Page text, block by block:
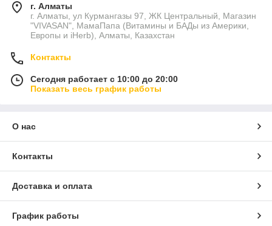
г. Алматы
г. Алматы, ул Курмангазы 97, ЖК Центральный, Магазин
"VIVASAN", МамаПапа (Витамины и БАДы из Америки,
Европы и iHerb), Алматы, Казахстан
Контакты
Сегодня работает с 10:00 до 20:00
Показать весь график работы
О нас
Контакты
Доставка и оплата
График работы